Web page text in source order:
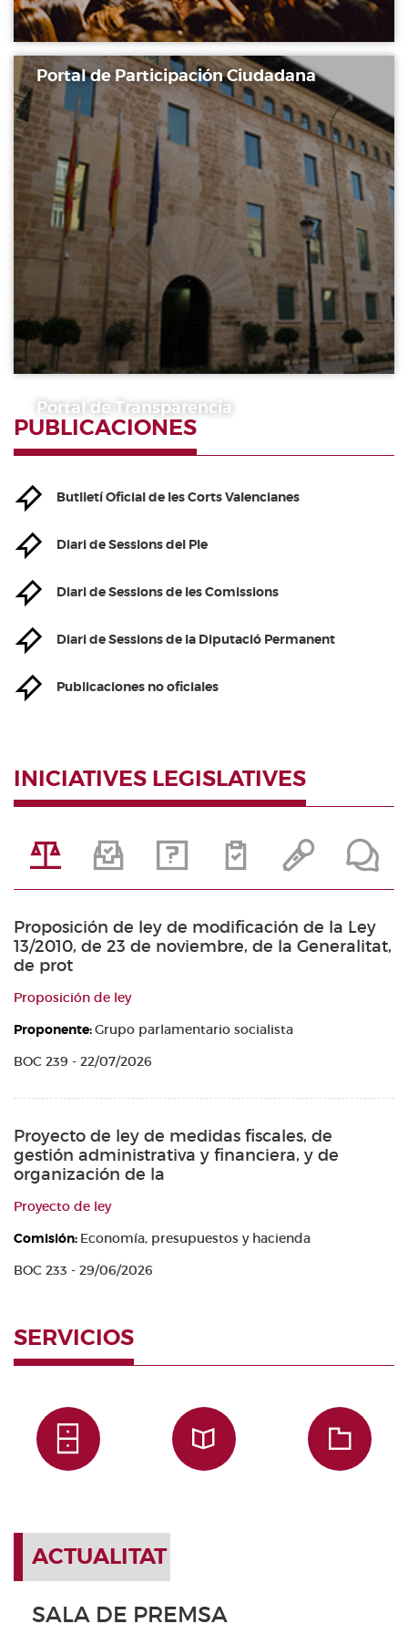
Portal de Participación Ciudadana
Portal de Transparencia
PUBLICACIONES
Butlletí Oficial de les Corts Valencianes
Diari de Sessions del Ple
Diari de Sessions de les Comissions
Diari de Sessions de la Diputació Permanent
Publicaciones no oficiales
INICIATIVES LEGISLATIVES
Proposición de ley de modificación de la Ley
13/2010, de 23 de noviembre, de la Generalitat,
de prot
Proposición de ley
Proponente:Grupo parlamentario socialista
BOC 239 - 22/07/2026
Proyecto de ley de medidas fiscales, de
gestión administrativa y financiera, y de
organización de la
Proyecto de ley
Comisión: Economía, presupuestos y hacienda
BOC 233 - 29/06/2026
SERVICIOS
ACTUALITAT
SALA DE PREMSA